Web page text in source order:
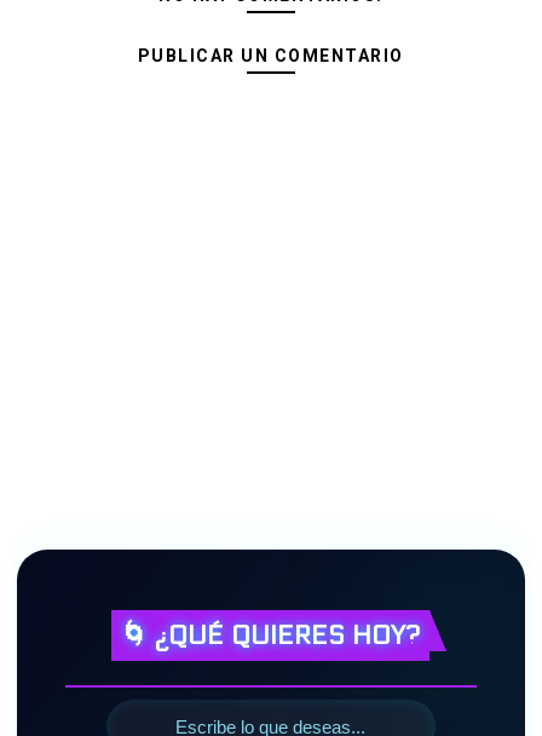
PUBLICAR UN COMENTARIO
🌀 ¿QUÉ QUIERES HOY?